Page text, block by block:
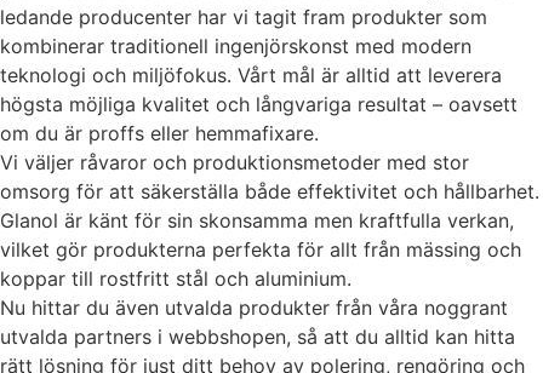
ledande producenter har vi tagit fram produkter som
kombinerar traditionell ingenjörskonst med modern
teknologi och miljöfokus. Vårt mål är alltid att leverera
högsta möjliga kvalitet och långvariga resultat – oavsett
om du är proffs eller hemmafixare.
Vi väljer råvaror och produktionsmetoder med stor
omsorg för att säkerställa både effektivitet och hållbarhet.
Glanol är känt för sin skonsamma men kraftfulla verkan,
vilket gör produkterna perfekta för allt från mässing och
koppar till rostfritt stål och aluminium.
Nu hittar du även utvalda produkter från våra noggrant
utvalda partners i webbshopen, så att du alltid kan hitta
rätt lösning för just ditt behov av polering, rengöring och